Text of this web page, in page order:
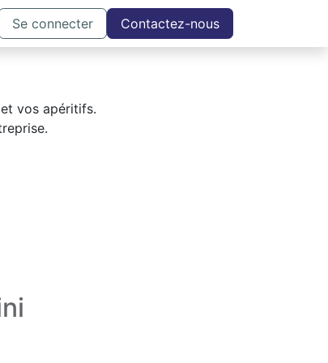
Se connecter Contactez-nous
vos apéritifs.